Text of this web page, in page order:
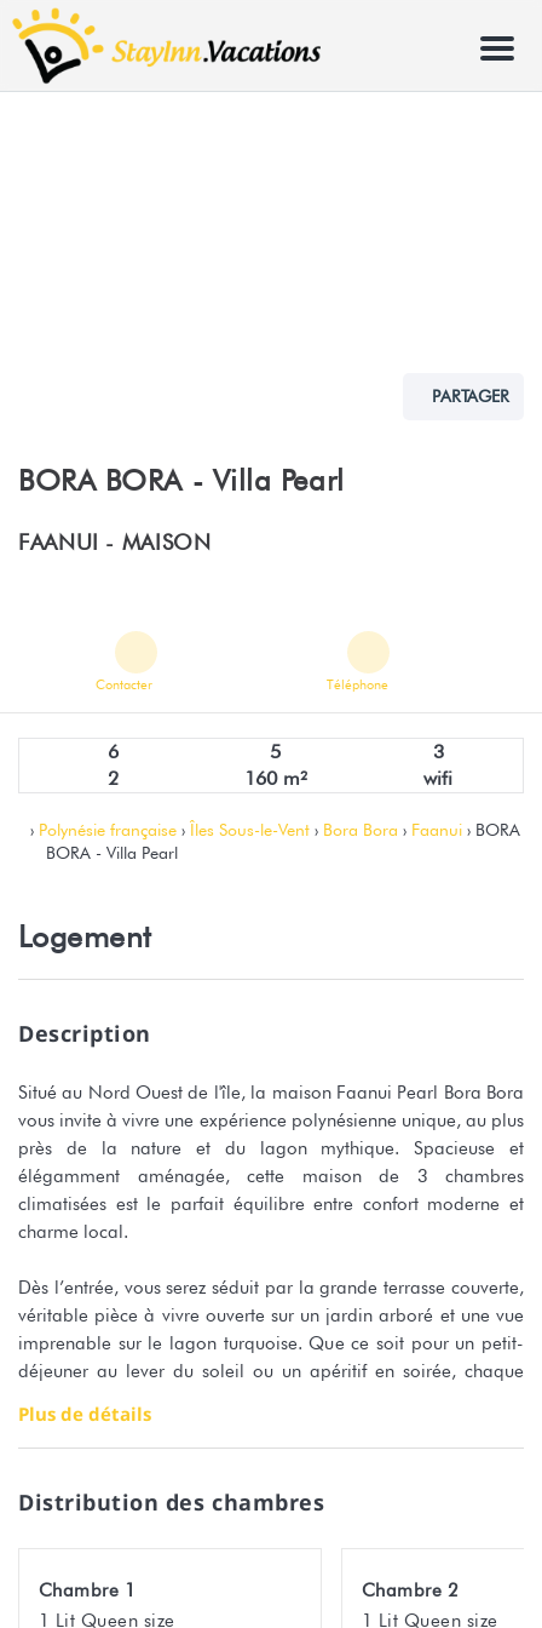
Menu
PARTAGER
BORA BORA - Villa Pearl
FAANUI - MAISON
Contacter Téléphone
6 5
3
2
160 m² wifi
› Polynésie française › Îles Sous-le-Vent › Bora Bora › Faanui › BORA
BORA - Villa Pearl
Logement
Description
Situé au Nord Ouest de l'île, la maison Faanui Pearl Bora Bora
vous invite à vivre une expérience polynésienne unique, au plus
près de la nature et du lagon mythique. Spacieuse et
élégamment aménagée, cette maison de 3 chambres
climatisées est le parfait équilibre entre confort moderne et
charme local.
Dès l’entrée, vous serez séduit par la grande terrasse couverte,
véritable pièce à vivre ouverte sur un jardin arboré et une vue
imprenable sur le lagon turquoise. Que ce soit pour un petit-
déjeuner au lever du soleil ou un apéritif en soirée, chaque
Composition de la maison :
Deux chambres avec lits Queen size
frigo...)
Un vaste salon avec espace repas et coin bureau
Plus de détails
Distribution des chambres
Chambre 1
1 Lit Queen size
Chambre 2
1 Lit Queen size